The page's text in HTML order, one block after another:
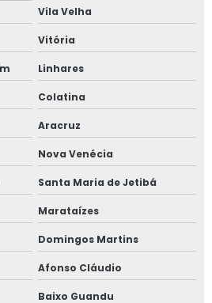
individual
de relés de proteção
Vila Velha
Vitória
Linhares
Colatina
Aracruz
Nova Venécia
Santa Maria de Jetibá
Marataízes
Domingos Martins
Afonso Cláudio
Baixo Guandu